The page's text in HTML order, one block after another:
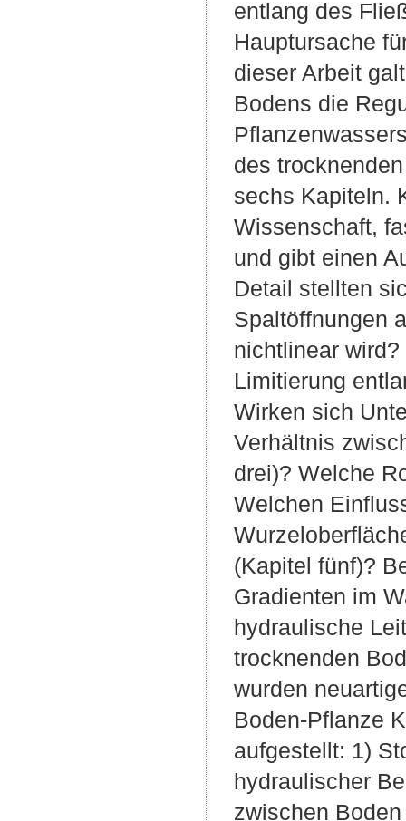
entlang des
Hauptursache
dieser Arbeit
Bodens die
des
sechs Kapiteln.
Wissenschaft,
und gibt einen
Detail stellten
Spaltöffnungen
nichtlinear
Limitierung
Wirken sich
Verhältnis
drei)? Welche
Welchen
(Kapitel fünf)?
Gradienten im
hydraulische
trocknenden
wurden
Boden-Pflanze
aufgestellt: 1)
hydraulischer
zwischen